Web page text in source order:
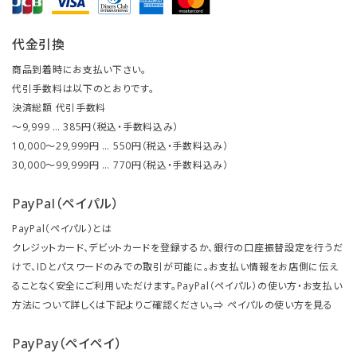
代金引換
商品到着時にお支払い下さい。
代引手数料は以下のとおりです。
決済総額 代引手数料
～9,999 … 385円（税込・手数料込み）
10,000～29,999円 … 550円（税込・手数料込み）
30,000～99,999円 … 770円（税込・手数料込み）
PayPal（ペイパル）
PayPal（ペイパル）とは
クレジットカード、デビットカードを登録するか、銀行の口座振替設定を行うだ
けで、IDとパスワードのみでの取引が可能に。お支払い情報をお店側に伝え
ることなく安全にご利用いただけます。PayPal（ペイパル）の使い方・お支払い
方法について詳しくは下記よりご確認ください。⇒ ペイパルの使い方を見る
PayPay（ペイペイ）